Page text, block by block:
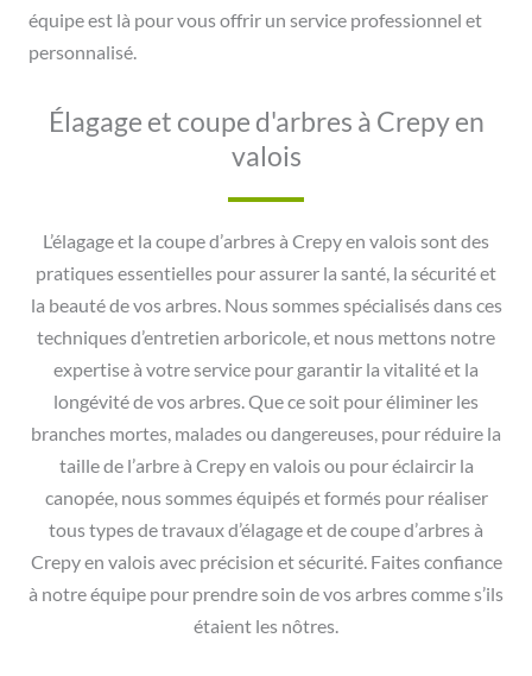
équipe est là pour vous offrir un service professionnel et
personnalisé.
Élagage et coupe d'arbres à Crepy en
valois
L’élagage et la coupe d’arbres à Crepy en valois sont des
pratiques essentielles pour assurer la santé, la sécurité et
la beauté de vos arbres. Nous sommes spécialisés dans ces
techniques d’entretien arboricole, et nous mettons notre
expertise à votre service pour garantir la vitalité et la
longévité de vos arbres. Que ce soit pour éliminer les
branches mortes, malades ou dangereuses, pour réduire la
taille de l’arbre à Crepy en valois ou pour éclaircir la
canopée, nous sommes équipés et formés pour réaliser
tous types de travaux d’élagage et de coupe d’arbres à
Crepy en valois avec précision et sécurité. Faites confiance
à notre équipe pour prendre soin de vos arbres comme s’ils
étaient les nôtres.